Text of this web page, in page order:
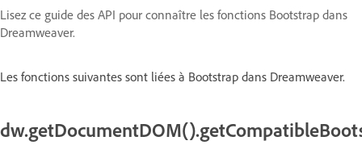
Lisez ce guide des API pour connaître les fonctions Bootstrap dans
Dreamweaver.
Les fonctions suivantes sont liées à Bootstrap dans Dreamweaver.